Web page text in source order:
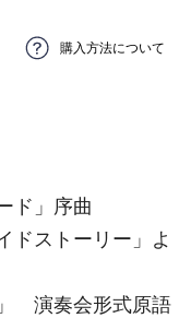
購入方法について
ド」序曲
ドストーリー」よ
演奏会形式原語